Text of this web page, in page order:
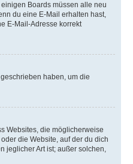
Boards müssen alle neu
du eine E-Mail erhalten hast,
E-Mail-Adresse korrekt
haben, um die
Websites, die möglicherweise
die Website, auf der du dich
jeglicher Art ist; außer solchen,